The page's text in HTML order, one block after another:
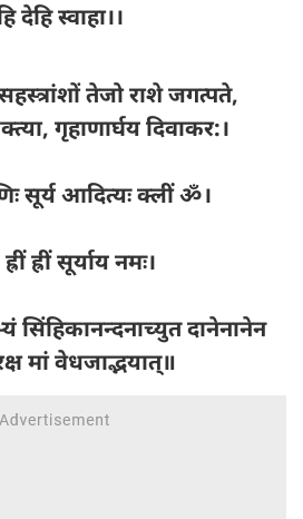
देहि स्वाहा।।
तेजो राशे जगत्पते,
गृहाणार्घय दिवाकर:।
सूर्य आदित्यः क्लीं ॐ।
ह्रीं सूर्याय नमः।
सिंहिकानन्दनाच्युत दानेनानेन
मां वेधजाद्भयात्॥